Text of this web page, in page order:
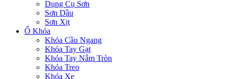
Dụng Cụ Sơn
Sơn Dầu
Sơn Xịt
Ổ Khóa
Khóa Cầu Ngang
Khóa Tay Gạt
Khóa Tay Nắm Tròn
Khóa Treo
Khóa Xe